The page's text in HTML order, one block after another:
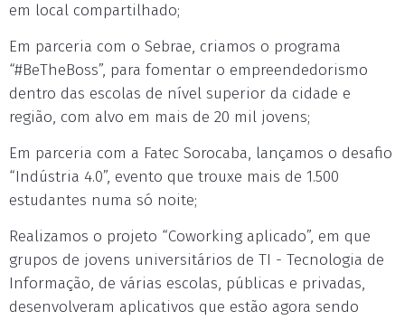
em local compartilhado;
Em parceria com o Sebrae, criamos o programa
“#BeTheBoss”, para fomentar o empreendedorismo
dentro das escolas de nível superior da cidade e
região, com alvo em mais de 20 mil jovens;
Em parceria com a Fatec Sorocaba, lançamos o desafio
“Indústria 4.0”, evento que trouxe mais de 1.500
estudantes numa só noite;
Realizamos o projeto “Coworking aplicado”, em que
grupos de jovens universitários de TI - Tecnologia de
Informação, de várias escolas, públicas e privadas,
desenvolveram aplicativos que estão agora sendo